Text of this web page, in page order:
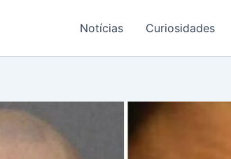
Notícias Curiosidades